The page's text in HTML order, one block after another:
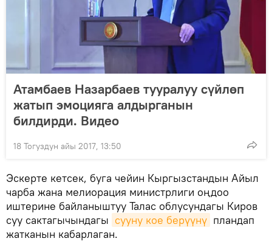
Атамбаев Назарбаев тууралуу сүйлөп
жатып эмоцияга алдырганын
билдирди. Видео
18 Тогуздун айы 2017, 13:50
Эскерте кетсек, буга чейин Кыргызстандын Айыл
чарба жана мелиорация министрлиги оңдоо
иштерине байланыштуу Талас облусундагы Киров
суу сактагычындагы сууну кое берүүнү пландап
жатканын кабарлаган.